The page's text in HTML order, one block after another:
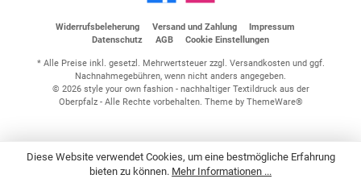
Widerrufsbeleherung Versand und Zahlung
Impressum
Datenschutz
AGB Cookie Einstellungen
* Alle Preise inkl. gesetzl. Mehrwertsteuer zzgl. Versandkostenund ggf.
Nachnahmegebühren, wenn nicht anders angegeben.
© 2026 style your own fashion - nachhaltiger Textildruck aus der
Oberpfalz - Alle Rechte vorbehalten. Theme by ThemeWare®
Diese Website verwendet Cookies, um eine bestmögliche Erfahrung
bieten zu können. Mehr Informationen ...